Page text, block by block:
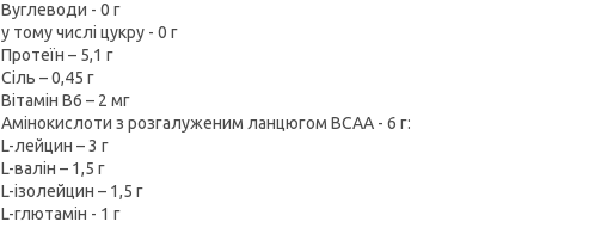
Вуглеводи - 0 г
у тому числі цукру - 0 г
Протеїн – 5,1 г
Сіль – 0,45 г
Вітамін B6 – 2 мг
Амінокислоти з розгалуженим ланцюгом BCAA - 6 г:
L-лейцин – 3 г
L-валін – 1,5 г
L-ізолейцин – 1,5 г
L-глютамін - 1 г